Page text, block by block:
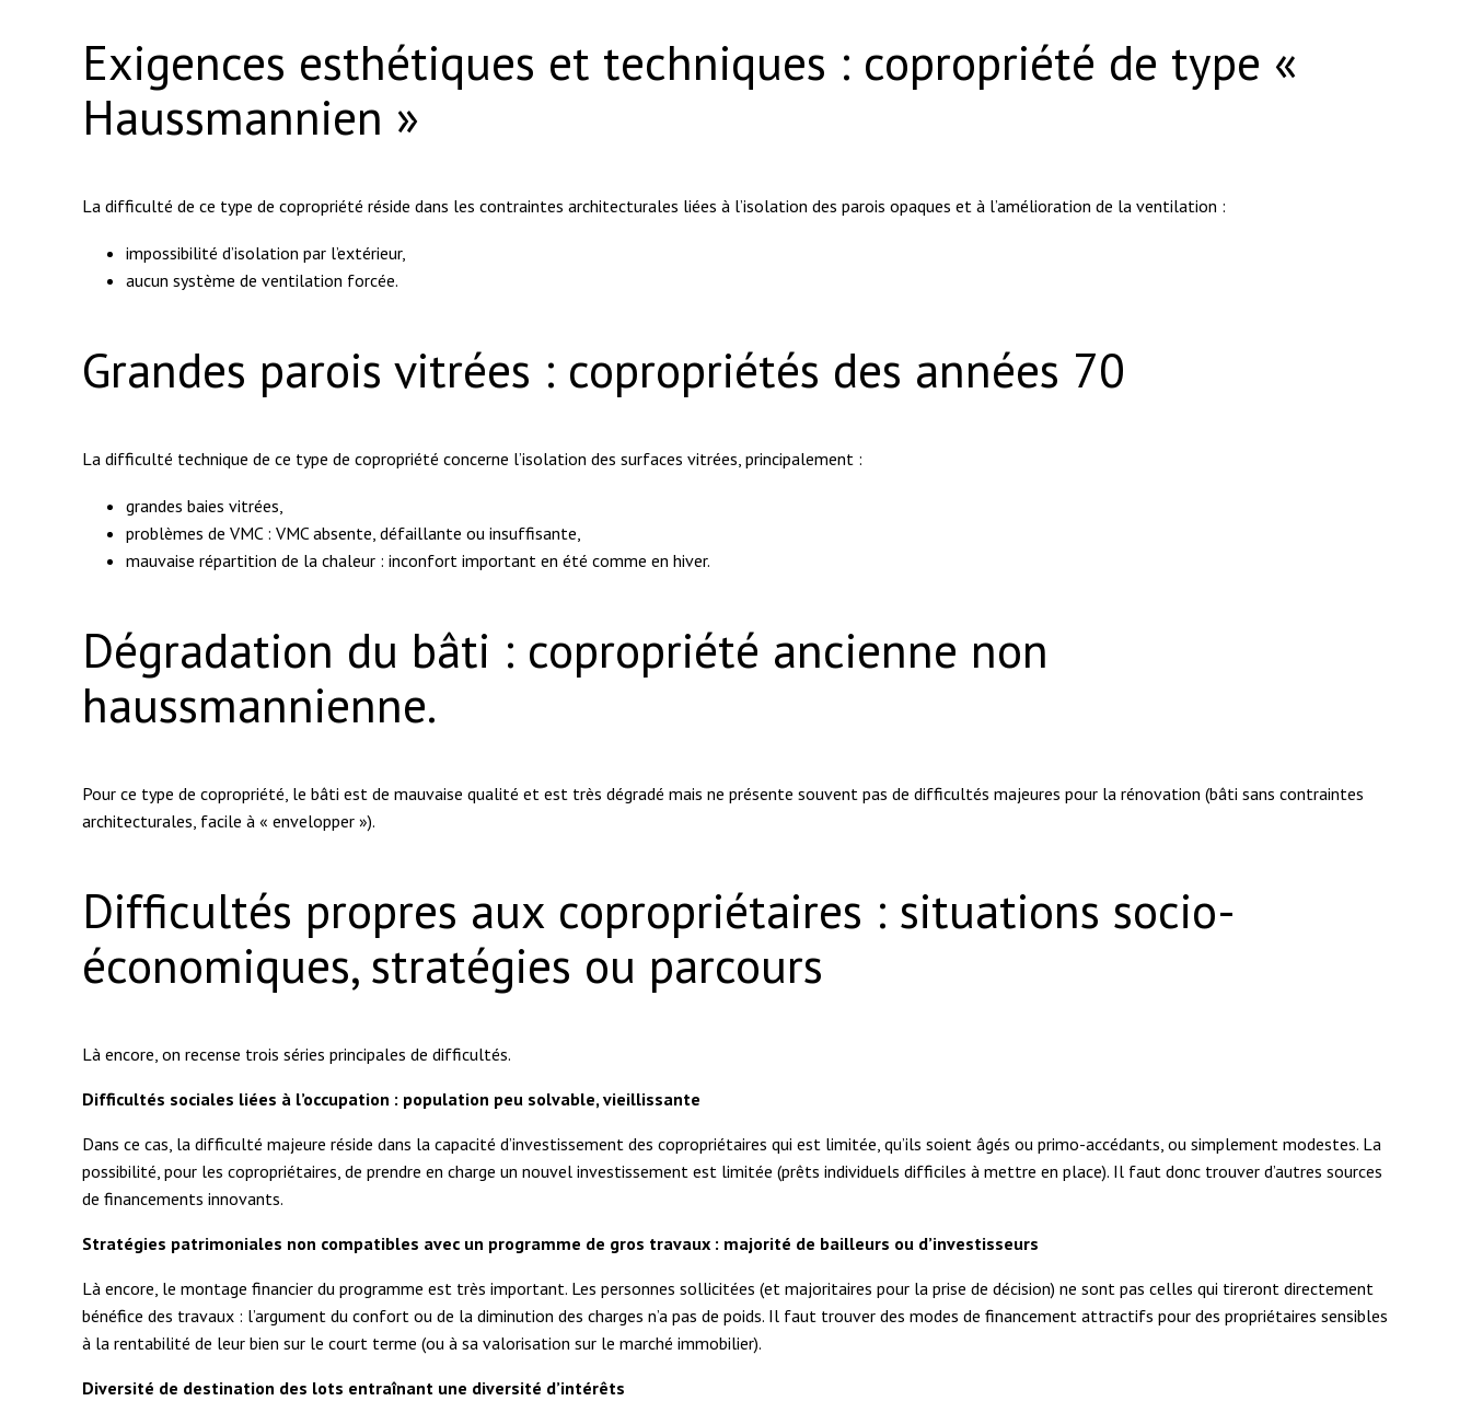
Exigences esthétiques et techniques : copropriété de type «
Haussmannien »
La difficulté de ce type de copropriété réside dans les contraintes architecturales liées à l’isolation des parois opaques et à l’amélioration de la ventilation :
impossibilité d’isolation par l’extérieur,
aucun système de ventilation forcée.
Grandes parois vitrées : copropriétés des années 70
La difficulté technique de ce type de copropriété concerne l’isolation des surfaces vitrées, principalement :
grandes baies vitrées,
problèmes de VMC : VMC absente, défaillante ou insuffisante,
mauvaise répartition de la chaleur : inconfort important en été comme en hiver.
Dégradation du bâti : copropriété ancienne non
haussmannienne.
Pour ce type de copropriété, le bâti est de mauvaise qualité et est très dégradé mais ne présente souvent pas de difficultés majeures pour la rénovation (bâti sans contraintes
architecturales, facile à « envelopper »).
Difficultés propres aux copropriétaires : situations socio-
économiques, stratégies ou parcours
Là encore, on recense trois séries principales de difficultés.
Difficultés sociales liées à l’occupation : population peu solvable, vieillissante
Dans ce cas, la difficulté majeure réside dans la capacité d’investissement des copropriétaires qui est limitée, qu’ils soient âgés ou primo-accédants, ou simplement modestes. La
possibilité, pour les copropriétaires, de prendre en charge un nouvel investissement est limitée (prêts individuels difficiles à mettre en place). Il faut donc trouver d’autres sources
de financements innovants.
Stratégies patrimoniales non compatibles avec un programme de gros travaux : majorité de bailleurs ou d’investisseurs
Là encore, le montage financier du programme est très important. Les personnes sollicitées (et majoritaires pour la prise de décision) ne sont pas celles qui tireront directement
bénéfice des travaux : l’argument du confort ou de la diminution des charges n’a pas de poids. Il faut trouver des modes de financement attractifs pour des propriétaires sensibles
à la rentabilité de leur bien sur le court terme (ou à sa valorisation sur le marché immobilier).
Diversité de destination des lots entraînant une diversité d’intérêts